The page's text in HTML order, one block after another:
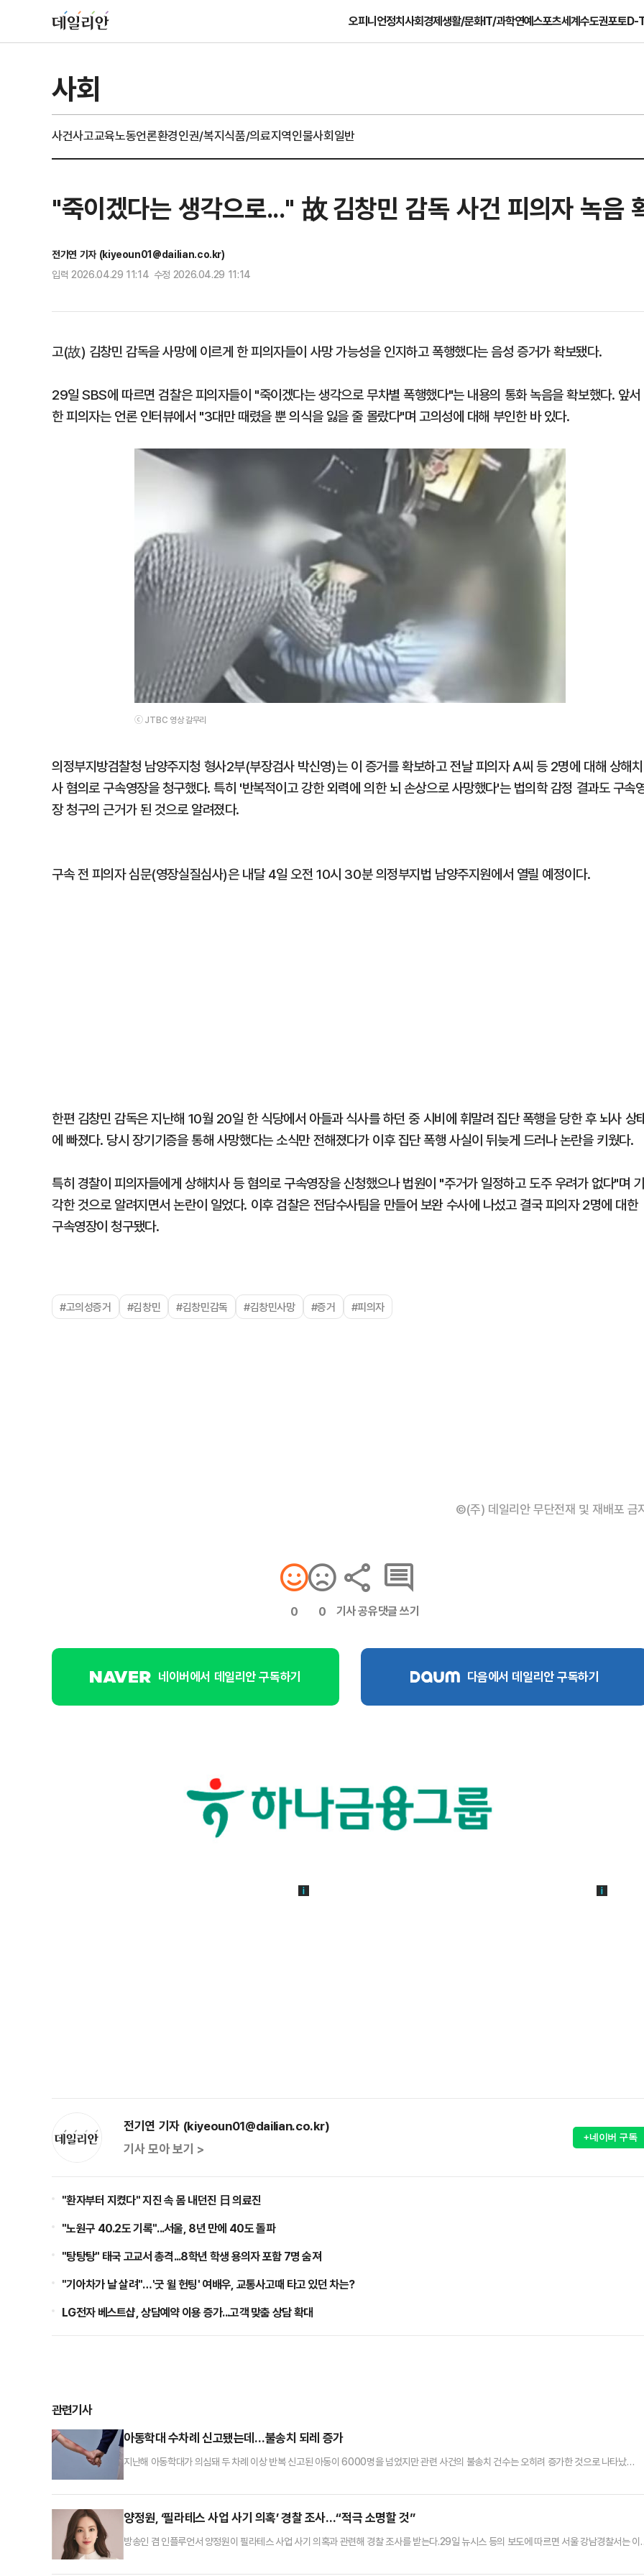
오피니언정치사회경제생활/문화IT/과학연예스포츠세계수도권포토D-
사회
사건사고교육노동언론환경인권/복지식품/의료지역인물사회일반
"죽이겠다는 생각으로..." 故 김창민 감독 사건 피의자 녹음
전기연 기자 (kiyeoun01@dailian.co.kr)
입력 2026.04.29 11:14 수정 2026.04.29 11:14
고(故) 김창민 감독을 사망에 이르게 한 피의자들이 사망 가능성을 인지하고 폭행했다는 음성 증거가 확보됐다.
29일 SBS에 따르면 검찰은 피의자들이 "죽이겠다는 생각으로 무차별 폭행했다"는 내용의 통화 녹음을 확보했다. 앞서
한 피의자는 언론 인터뷰에서 "3대만 때렸을 뿐 의식을 잃을 줄 몰랐다"며 고의성에 대해 부인한 바 있다.
ⓒ JTBC 영상 갈무리
의정부지방검찰청 남양주지청 형사2부(부장검사 박신영)는 이 증거를 확보하고 전날 피의자 A씨 등 2명에 대해 상해치
사 혐의로 구속영장을 청구했다. 특히 '반복적이고 강한 외력에 의한 뇌 손상으로 사망했다'는 법의학 감정 결과도 구속
장 청구의 근거가 된 것으로 알려졌다.
구속 전 피의자 심문(영장실질심사)은 내달 4일 오전 10시 30분 의정부지법 남양주지원에서 열릴 예정이다.
한편 김창민 감독은 지난해 10월 20일 한 식당에서 아들과 식사를 하던 중 시비에 휘말려 집단 폭행을 당한 후 뇌사 상
에 빠졌다. 당시 장기기증을 통해 사망했다는 소식만 전해졌다가 이후 집단 폭행 사실이 뒤늦게 드러나 논란을 키웠다.
특히 경찰이 피의자들에게 상해치사 등 혐의로 구속영장을 신청했으나 법원이 "주거가 일정하고 도주 우려가 없다"며 기
각한 것으로 알려지면서 논란이 일었다. 이후 검찰은 전담수사팀을 만들어 보완 수사에 나섰고 결국 피의자 2명에 대한
구속영장이 청구됐다.
#고의성증거 #김창민 #김창민감독 #김창민사망 #증거 #피의자
©(주) 데일리안 무단전재 및 재배포 금
0 0 기사 공유댓글 쓰기
네이버에서 데일리안 구독하기 다음에서 데일리안 구독하기
전기연 기자 (kiyeoun01@dailian.co.kr)
기사 모아 보기 >
+네이버 구독
"환자부터 지켰다" 지진 속 몸 내던진 日 의료진
"노원구 40.2도 기록"...서울, 8년 만에 40도 돌파
"탕탕탕" 태국 고교서 총격...8학년 학생 용의자 포함 7명 숨져
"기아차가 날 살려"…'굿 윌 헌팅' 여배우, 교통사고때 타고 있던 차는?
LG전자 베스트샵, 상담예약 이용 증가...고객 맞춤 상담 확대
관련기사
아동학대 수차례 신고됐는데…불송치 되레 증가
지난해 아동학대가 의심돼 두 차례 이상 반복 신고된 아동이 6000명을 넘었지만 관련 사건의 불송치 건수는 오히려 증가한 것으로 나타났
된 아동은 총 6795명이다.신고 횟수별로 보면 2차례 신고된 아동이 4362명으로 가장 많았고 3차례는 1306명, 4차례는 490명이었다. 특
양정원, ‘필라테스 사업 사기 의혹’ 경찰 조사…“적극 소명할 것”
방송인 겸 인플루언서 양정원이 필라테스 사업 사기 의혹과 관련해 경찰 조사를 받는다.29일 뉴시스 등의 보도에 따르면 서울 강남경찰서는 이
경찰은 이들을 상대로 대질 조사도 진행할 예정인 것으로 알려졌다.해당 사건은 2024년 7월 필라테스 학원 가맹점주들이 양정원과 본사 관계